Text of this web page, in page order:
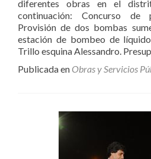
diferentes obras en el
continuación: Concurso
Provisión de dos bombas
estación de bombeo de
Trillo esquina Alessandro.
Publicada en Obras y Servicios